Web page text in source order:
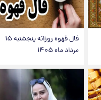
فال قهوه روزانه پنجشنبه ۱۵
مرداد ماه ۱۴۰۵